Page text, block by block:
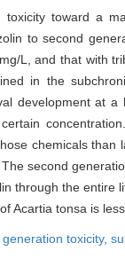
toxicity toward a
to second
L, and that with
in the
development at
chemicals
second
through the
Acartia tonsa is
toxicity,